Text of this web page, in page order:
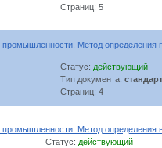
Страниц: 5
промышленности. Метод определения
Статус: действующий
Тип документа: стандарт
Страниц: 4
промышленности. Метод определения
Статус: действующий